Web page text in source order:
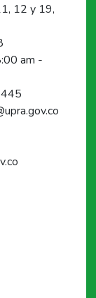
12 y 19,
am -